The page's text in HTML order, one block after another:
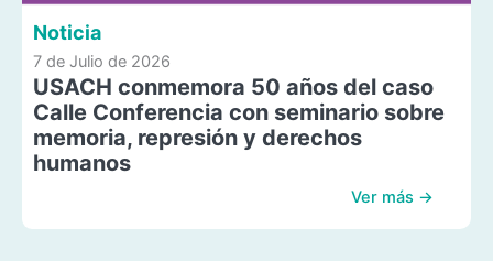
Noticia
7 de Julio de 2026
USACH conmemora 50 años del caso
Calle Conferencia con seminario sobre
memoria, represión y derechos
humanos
Ver más →